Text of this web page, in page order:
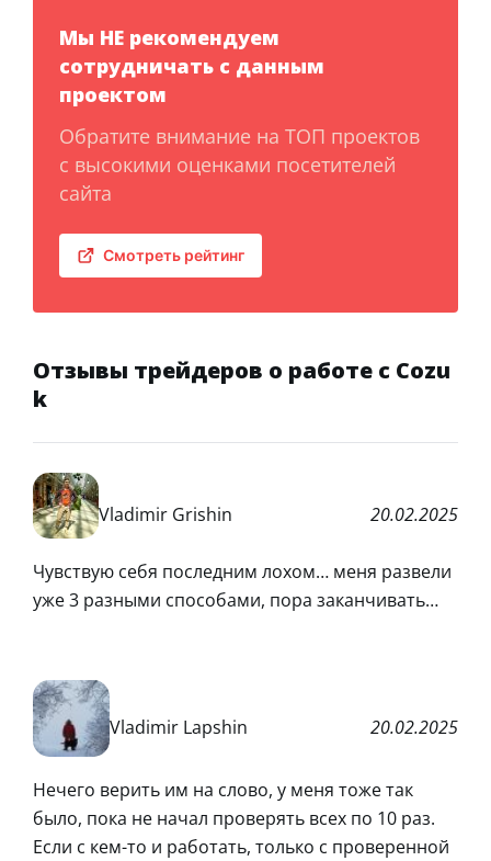
Мы НЕ рекомендуем
сотрудничать с данным
проектом
Обратите внимание на ТОП проектов
с высокими оценками посетителей
сайта
Смотреть рейтинг
Отзывы трейдеров о работе с Cozu
k
Vladimir Grishin 20.02.2025
Чувствую себя последним лохом… меня развели
уже 3 разными способами, пора заканчивать…
Vladimir Lapshin 20.02.2025
Нечего верить им на слово, у меня тоже так
было, пока не начал проверять всех по 10 раз.
Если с кем-то и работать, только с проверенной